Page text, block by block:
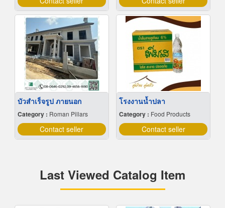
บัวสําเร็จรูป ภายนอก
Category : Roman Pillars
Contact seller
โรงงานน้ำปลา
Category : Food Products
Contact seller
Last Viewed Catalog Item